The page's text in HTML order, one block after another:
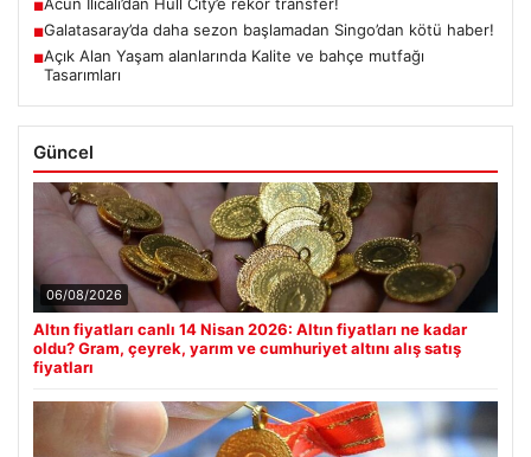
■
■Galatasaray’da daha sezon başlamadan Singo’dan kötü haber!
■Açık Alan Yaşam alanlarında Kalite ve bahçe mutfağı
Tasarımları
Güncel
06/08/2026
Altın fiyatları canlı 14 Nisan 2026: Altın fiyatları ne kadar
oldu? Gram, çeyrek, yarım ve cumhuriyet altını alış satış
fiyatları